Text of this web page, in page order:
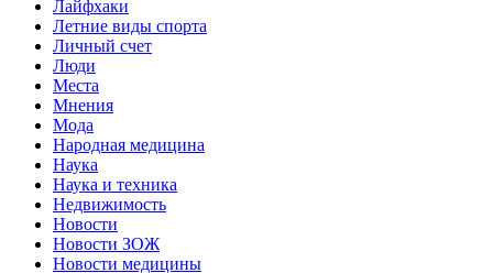
Лайфхаки
Летние виды спорта
Личный счет
Люди
Места
Мнения
Мода
Народная медицина
Наука
Наука и техника
Недвижимость
Новости
Новости ЗОЖ
Новости медицины